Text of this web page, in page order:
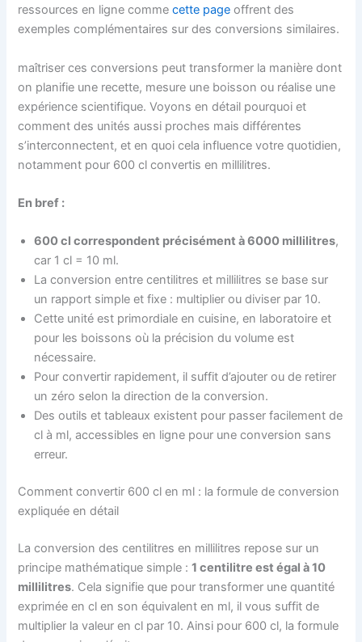
ressources en ligne commecette page offrent des
exemples complémentaires sur des conversions similaires.
maîtriser ces conversions peut transformer la manière dont
on planifie une recette, mesure une boisson ou réalise une
expérience scientifique. Voyons en détail pourquoi et
comment des unités aussi proches mais différentes
s’interconnectent, et en quoi cela influence votre quotidien,
notamment pour 600 cl convertis en millilitres.
En bref :
600 cl correspondent précisément à 6000 millilitres,
car 1 cl = 10 ml.
La conversion entre centilitres et millilitres se base sur
un rapport simple et fixe : multiplier ou diviser par 10.
Cette unité est primordiale en cuisine, en laboratoire et
pour les boissons où la précision du volume est
nécessaire.
Pour convertir rapidement, il suffit d’ajouter ou de retirer
un zéro selon la direction de la conversion.
Des outils et tableaux existent pour passer facilement de
cl à ml, accessibles en ligne pour une conversion sans
erreur.
Comment convertir 600 cl en ml : la formule de conversion
expliquée en détail
La conversion des centilitres en millilitres repose sur un
principe mathématique simple :1 centilitre est égal à 10
millilitres. Cela signifie que pour transformer une quantité
exprimée en cl en son équivalent en ml, il vous suffit de
multiplier la valeur en cl par 10. Ainsi pour 600 cl, la formule